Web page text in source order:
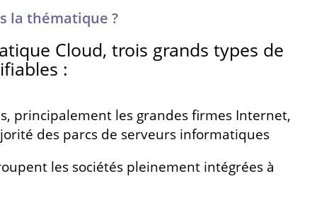
la thématique ?
Cloud, trois grands types de
:
principalement les grandes firmes Internet,
des parcs de serveurs informatiques
les sociétés pleinement intégrées à